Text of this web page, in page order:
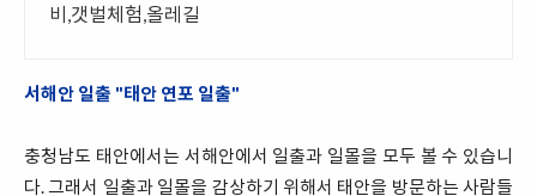
비,갯벌체험,올레길
서해안 일출 "태안 연포 일출"
충청남도 태안에서는 서해안에서 일출과 일몰을 모두 볼 수 있습니
다. 그래서 일출과 일몰을 감상하기 위해서 태안을 방문하는 사람들